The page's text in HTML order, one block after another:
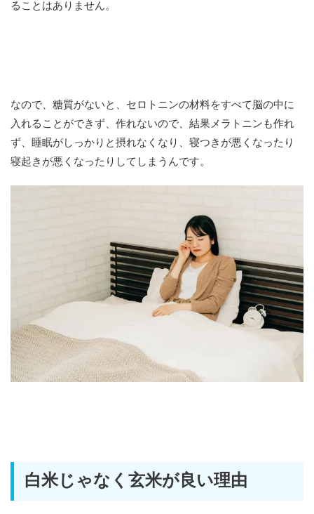
ることはありません。
なので、糖質がないと、セロトニンの材料をすべて脳の中に
入れることができず、作れないので、結果メラトニンも作れ
ず、睡眠がしっかりと摂れなくなり、寝つきが悪くなったり
寝起きが悪くなったりしてしまうんです。
白米じゃなく玄米が良い理由